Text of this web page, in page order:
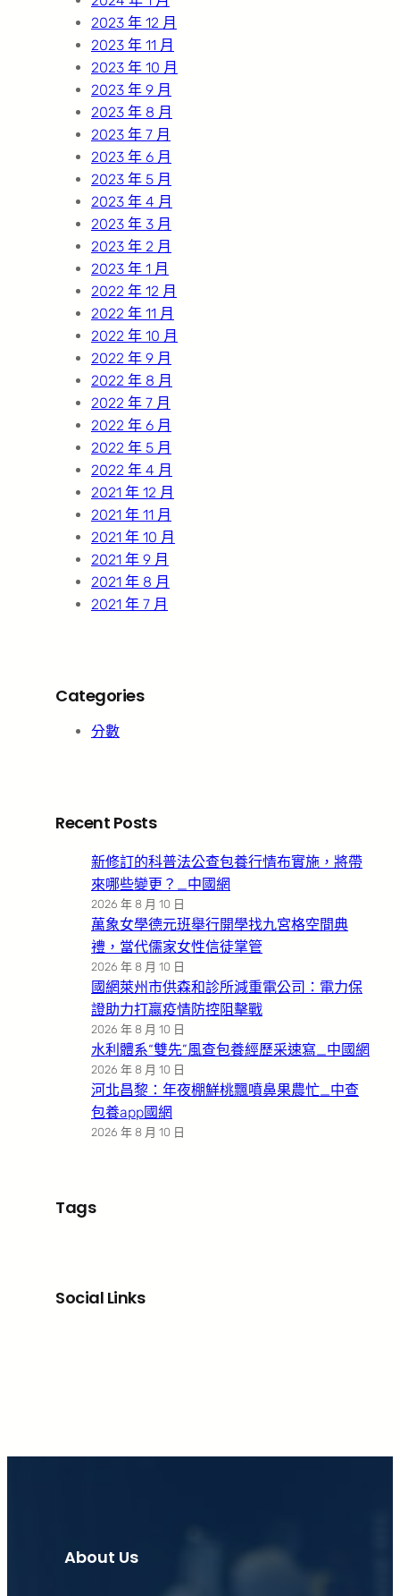
2023 年 12 月
2023 年 11 月
2023 年 10 月
2023 年 9 月
2023 年 8 月
2023 年 7 月
2023 年 6 月
2023 年 5 月
2023 年 4 月
2023 年 3 月
2023 年 2 月
2023 年 1 月
2022 年 12 月
2022 年 11 月
2022 年 10 月
2022 年 9 月
2022 年 8 月
2022 年 7 月
2022 年 6 月
2022 年 5 月
2022 年 4 月
2021 年 12 月
2021 年 11 月
2021 年 10 月
2021 年 9 月
2021 年 8 月
2021 年 7 月
Categories
分數
Recent Posts
新修訂的科普法公查包養行情布實施，將帶
來哪些變更？_中國網
2026 年 8 月 10 日
萬象女學德元班舉行開學找九宮格空間典
禮，當代儒家女性信徒掌管
2026 年 8 月 10 日
國網萊州市供森和診所減重電公司：電力保
證助力打贏疫情防控阻擊戰
2026 年 8 月 10 日
水利體系“雙先”風查包養經歷采速寫_中國網
2026 年 8 月 10 日
河北昌黎：年夜棚鮮桃飄噴鼻果農忙_中查
包養app國網
2026 年 8 月 10 日
Tags
Social Links
About Us